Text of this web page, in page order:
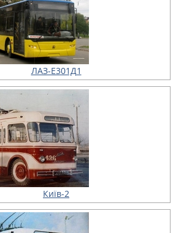
ЛАЗ-Е301Д1
Київ-2